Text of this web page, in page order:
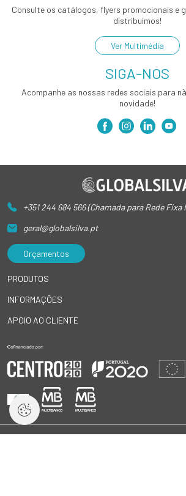
Consulte os catálogos, flyers promocionais e
distribuímos!
Ver Multimédia
SIGA-NOS
Acompanhe as nossas redes sociais para
novidade!
+351 244 684 566 (Chamada para Rede Fixa
geral@globalsilva.pt
Orçamentos
PRODUTOS
INFORMAÇÕES
APOIO AO CLIENTE